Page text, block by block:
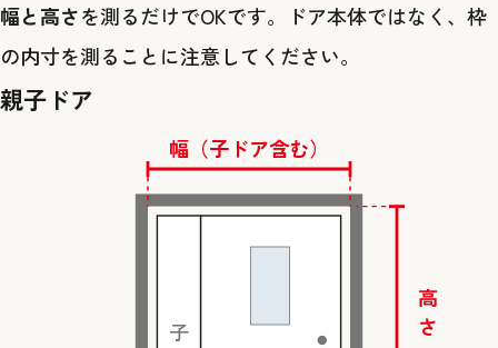
幅と高さを測るだけでOKです。ドア本体ではなく、枠
の内寸を測ることに注意してください。
親子ドア
子
幅（子ドア含む）
高さ